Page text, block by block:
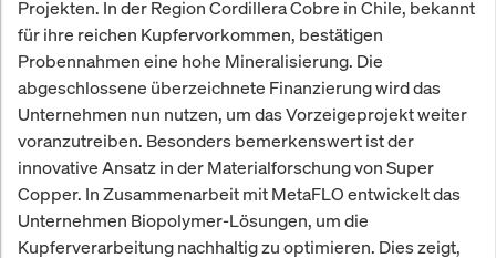
Projekten. In der Region Cordillera Cobre in Chile, bekannt
für ihre reichen Kupfervorkommen, bestätigen
Probennahmen eine hohe Mineralisierung. Die
abgeschlossene überzeichnete Finanzierung wird das
Unternehmen nun nutzen, um das Vorzeigeprojekt weiter
voranzutreiben. Besonders bemerkenswert ist der
innovative Ansatz in der Materialforschung von Super
Copper. In Zusammenarbeit mit MetaFLO entwickelt das
Unternehmen Biopolymer-Lösungen, um die
Kupferverarbeitung nachhaltig zu optimieren. Dies zeigt,